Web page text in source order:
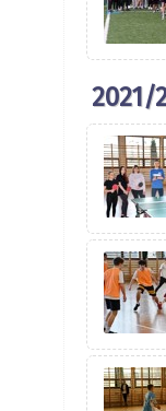
2021/